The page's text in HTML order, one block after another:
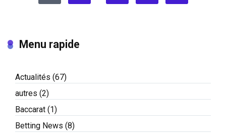
Menu rapide
Actualités (67)
autres (2)
Baccarat (1)
Betting News (8)